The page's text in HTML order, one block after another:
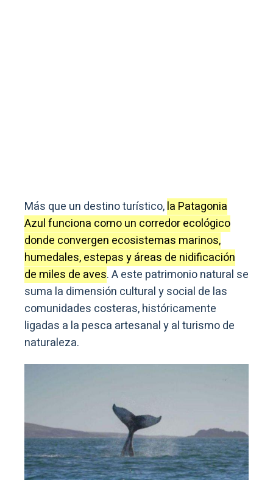
Más que un destino turístico,la Patagonia
Azul funciona como un corredor ecológico
donde convergen ecosistemas marinos,
humedales, estepas y áreas de nidificación
de miles de aves. A este patrimonio natural se
suma la dimensión cultural y social de las
comunidades costeras, históricamente
ligadas a la pesca artesanal y al turismo de
naturaleza.